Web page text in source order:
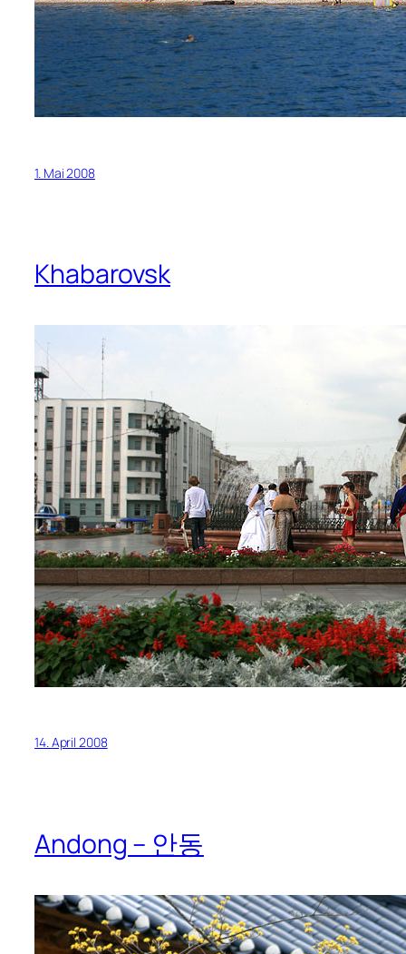
1. Mai 2008
Khabarovsk
14. April 2008
Andong – 안동